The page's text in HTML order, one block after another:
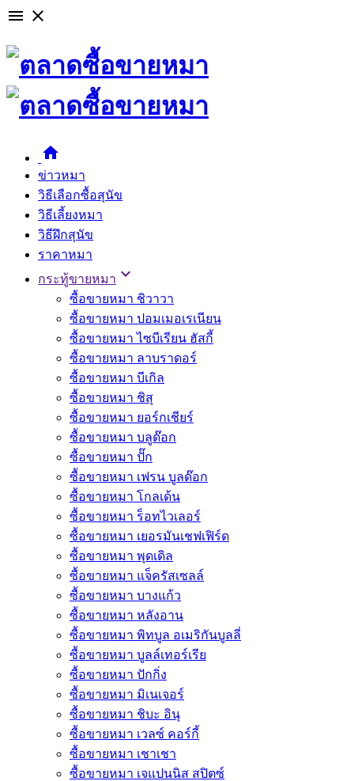
 close

ข่าวหมา
วิธีเลือกซื้อสุนัข
วิธีเลี้ยงหมา
วิธีฝึกสุนัข
ราคาหมา
กระทู้ขายหมา 
ซื้อขายหมา ชิวาวา
ซื้อขายหมา ปอมเมอเรเนียน
ซื้อขายหมา ไซบีเรียน ฮัสกี้
ซื้อขายหมา ลาบราดอร์
ซื้อขายหมา บีเกิล
ซื้อขายหมา ชิสุ
ซื้อขายหมา ยอร์กเชียร์
ซื้อขายหมา บลูด๊อก
ซื้อขายหมา ปั๊ก
ซื้อขายหมา เฟรน บูลด๊อก
ซื้อขายหมา โกลเด้น
ซื้อขายหมา ร็อทไวเลอร์
ซื้อขายหมา เยอรมันเชฟเฟิร์ด
ซื้อขายหมา พุดเดิล
ซื้อขายหมา แจ็ครัสเซลล์
ซื้อขายหมา บางแก้ว
ซื้อขายหมา หลังอาน
ซื้อขายหมา พิทบูล อเมริกันบูลลี่
ซื้อขายหมา บูลล์เทอร์เรีย
ซื้อขายหมา ปักกิ่ง
ซื้อขายหมา มิเนเจอร์
ซื้อขายหมา ชิบะ อินุ
ซื้อขายหมา เวลซ์ คอร์กี้
ซื้อขายหมา เชาเชา
ซื้อขายหมา เจแปนนิส สปิตซ์